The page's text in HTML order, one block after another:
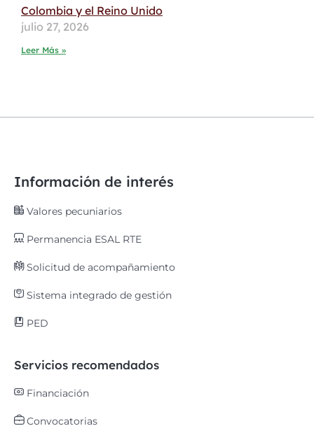
Colombia y el Reino Unido
julio 27, 2026
Leer Más »
Información de interés
Valores pecuniarios
Permanencia ESAL RTE
Solicitud de acompañamiento
Sistema integrado de gestión
PED
Servicios recomendados
Financiación
Convocatorias